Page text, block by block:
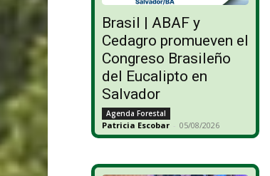
Brasil | ABAF y
Cedagro promueven el
Congreso Brasileño
del Eucalipto en
Salvador
Agenda Forestal
Patricia Escobar - 05/08/2026